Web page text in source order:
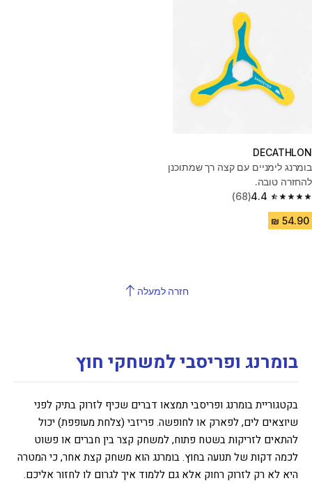
DECATHLON
בומרנג לימניים עם קצה רך שמתוכנן
להחזרה טובה.
4.4
4.4 out of 5 stars from 68 reviews
(68)
חזרה למעלה
בומרנג ופריסבי למשחקי חוץ
בקטגוריית בומרנג ופריסבי תמצאו דברים שכיף לזרוק בתיק לפני
שיוצאים לים, לפארק או לחופשה. פריזבי (צלחת מעופפת) יכול
להתאים לזריקות בשטח פתוח, למשחק קצר בין חברים או פשוט
לכמה דקות של תנועה בחוץ. בומרנג הוא משחק קצת אחר, כי המטרה
היא לא רק לזרוק רחוק אלא גם ללמוד איך לגרום לו לחזור אליכם.